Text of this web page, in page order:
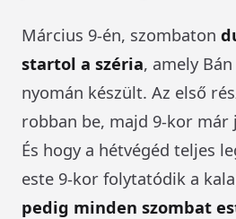
Március 9-én, szombaton
startol a széria, amely
nyomán készült. Az első
robban be, majd 9-kor már
És hogy a hétvégéd teljes
este 9-kor folytatódik a
pedig minden szombat